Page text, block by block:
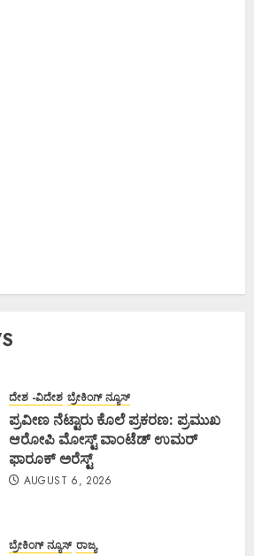
ದೇಶ -ವಿದೇಶ ಬ್ರೇಕಿಂಗ್ ನ್ಯೂಸ್
ಪ್ರವೀಣ ನೆಟ್ಟಾರು ಕೊಲೆ ಪ್ರಕರಣ: ಪ್ರಮುಖ
ಆರೋಪಿ ಮೋಸ್ಟ್ ವಾಂಟೆಡ್ ಉಮರ್
ಫಾರೂಕ್ ಅರೆಸ್ಟ್
AUGUST 6, 2026
ಬ್ರೇಕಿಂಗ್ ನ್ಯೂಸ್ ರಾಜ್ಯ